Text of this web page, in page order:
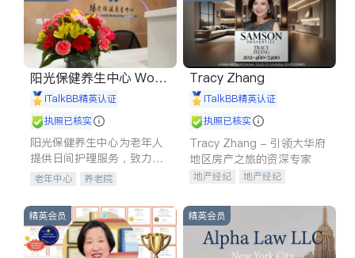
阳光保健养生中心 World
shine
iTalkBB精英认证
执照已核实
阳光保健养生中心为老年人
提供日间护理服务，致力于
通过持续的护理创新来有效
老年中心 养老院
Tracy Zhang
iTalkBB精英认证
执照已核实
Tracy Zhang - 引领大华府
地区房产之旅的资深专家
地产经纪
地产经纪
商铺租售
精英会员 精英会员